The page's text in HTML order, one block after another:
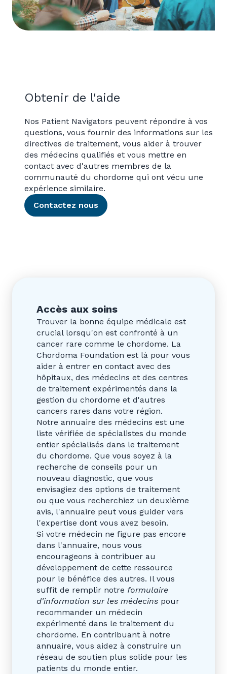
Obtenir de l'aide
Nos Patient Navigators peuvent répondre à vos
questions, vous fournir des informations sur les
directives de traitement, vous aider à trouver
des médecins qualifiés et vous mettre en
contact avec d'autres membres de la
communauté du chordome qui ont vécu une
expérience similaire.
Contactez nous
Accès aux soins
Trouver la bonne équipe médicale est
crucial lorsqu'on est confronté à un
cancer rare comme le chordome. La
Chordoma Foundation est là pour vous
aider à entrer en contact avec des
hôpitaux, des médecins et des centres
de traitement expérimentés dans la
gestion du chordome et d'autres
cancers rares dans votre région.
Notre annuaire des médecins est une
liste vérifiée de spécialistes du monde
entier spécialisés dans le traitement
du chordome. Que vous soyez à la
recherche de conseils pour un
nouveau diagnostic, que vous
envisagiez des options de traitement
ou que vous recherchiez un deuxième
avis, l'annuaire peut vous guider vers
l'expertise dont vous avez besoin.
Si votre médecin ne figure pas encore
dans l'annuaire, nous vous
encourageons à contribuer au
développement de cette ressource
pour le bénéfice des autres. Il vous
suffit de remplir notre formulaire
d'information sur les médecins pour
recommander un médecin
expérimenté dans le traitement du
chordome. En contribuant à notre
annuaire, vous aidez à construire un
réseau de soutien plus solide pour les
patients du monde entier.